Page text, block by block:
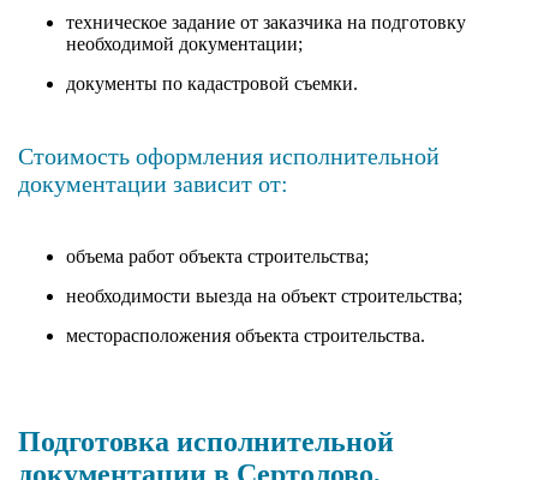
техническое задание от заказчика на подготовку
необходимой документации;
документы по кадастровой съемки.
Стоимость оформления исполнительной
документации зависит от:
объема работ объекта строительства;
необходимости выезда на объект строительства;
месторасположения объекта строительства.
Подготовка исполнительной
документации в Сертолово,